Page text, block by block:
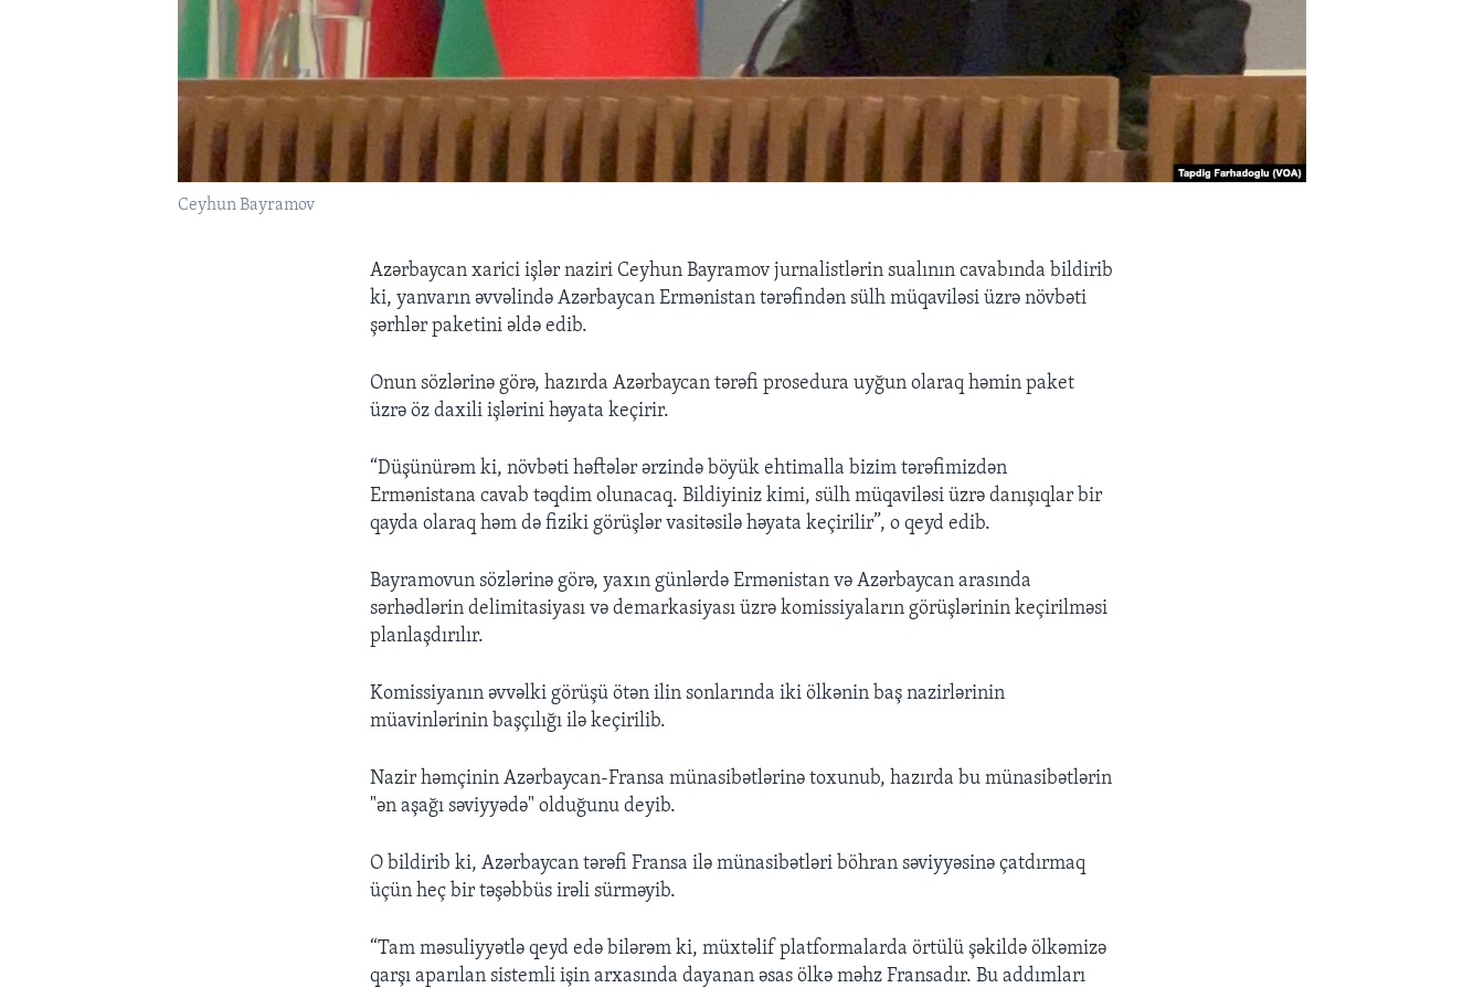
Ceyhun Bayramov
Azərbaycan xarici işlər naziri Ceyhun Bayramov jurnalistlərin sualının cavabında bildirib
ki, yanvarın əvvəlində Azərbaycan Ermənistan tərəfindən sülh müqaviləsi üzrə növbəti
şərhlər paketini əldə edib.
Onun sözlərinə görə, hazırda Azərbaycan tərəfi prosedura uyğun olaraq həmin paket
üzrə öz daxili işlərini həyata keçirir.
“Düşünürəm ki, növbəti həftələr ərzində böyük ehtimalla bizim tərəfimizdən
Ermənistana cavab təqdim olunacaq. Bildiyiniz kimi, sülh müqaviləsi üzrə danışıqlar bir
qayda olaraq həm də fiziki görüşlər vasitəsilə həyata keçirilir”, o qeyd edib.
Bayramovun sözlərinə görə, yaxın günlərdə Ermənistan və Azərbaycan arasında
sərhədlərin delimitasiyası və demarkasiyası üzrə komissiyaların görüşlərinin keçirilməsi
planlaşdırılır.
Komissiyanın əvvəlki görüşü ötən ilin sonlarında iki ölkənin baş nazirlərinin
müavinlərinin başçılığı ilə keçirilib.
Nazir həmçinin Azərbaycan-Fransa münasibətlərinə toxunub, hazırda bu münasibətlərin
"ən aşağı səviyyədə" olduğunu deyib.
O bildirib ki, Azərbaycan tərəfi Fransa ilə münasibətləri böhran səviyyəsinə çatdırmaq
üçün heç bir təşəbbüs irəli sürməyib.
“Tam məsuliyyətlə qeyd edə bilərəm ki, müxtəlif platformalarda örtülü şəkildə ölkəmizə
qarşı aparılan sistemli işin arxasında dayanan əsas ölkə məhz Fransadır. Bu addımları